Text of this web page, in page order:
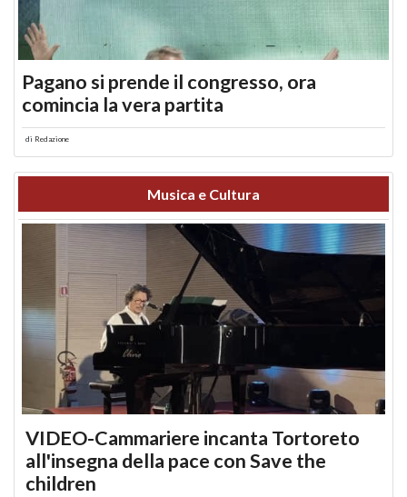
Pagano si prende il congresso, ora
comincia la vera partita
di Redazione
Musica e Cultura
VIDEO-Cammariere incanta Tortoreto
all'insegna della pace con Save the
children